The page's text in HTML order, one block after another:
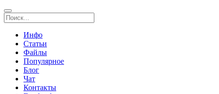
Инфо
Статьи
Файлы
Популярное
Блог
Чат
Контакты